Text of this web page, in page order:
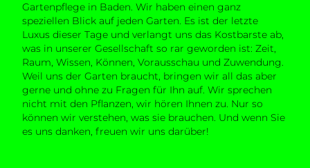
Gartenpflege in Baden. Wir haben einen ganz
speziellen Blick auf jeden Garten. Es ist der letzte
Luxus dieser Tage und verlangt uns das Kostbarste ab,
was in unserer Gesellschaft so rar geworden ist: Zeit,
Raum, Wissen, Können, Vorausschau und Zuwendung.
Weil uns der Garten braucht, bringen wir all das aber
gerne und ohne zu Fragen für Ihn auf. Wir sprechen
nicht mit den Pflanzen, wir hören Ihnen zu. Nur so
können wir verstehen, was sie brauchen. Und wenn Sie
es uns danken, freuen wir uns darüber!